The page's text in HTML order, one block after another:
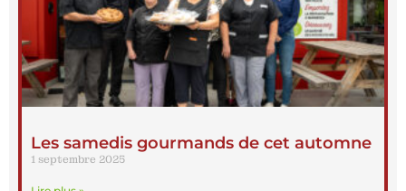
Les samedis gourmands de cet automne
1 septembre 2025